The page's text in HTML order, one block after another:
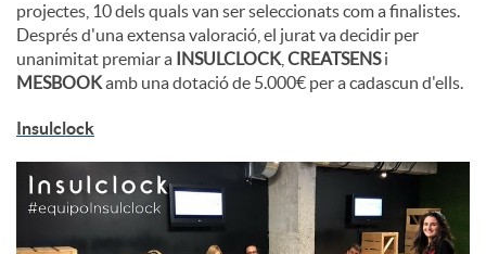
projectes, 10 dels quals van ser seleccionats com a finalistes.
Després d'una extensa valoració, el jurat va decidir per
unanimitat premiar a
INSULCLOCK CREATSENSi
MESBOOKamb una dotació de 5.000€ per a cadascun d'ells.
Insulclock